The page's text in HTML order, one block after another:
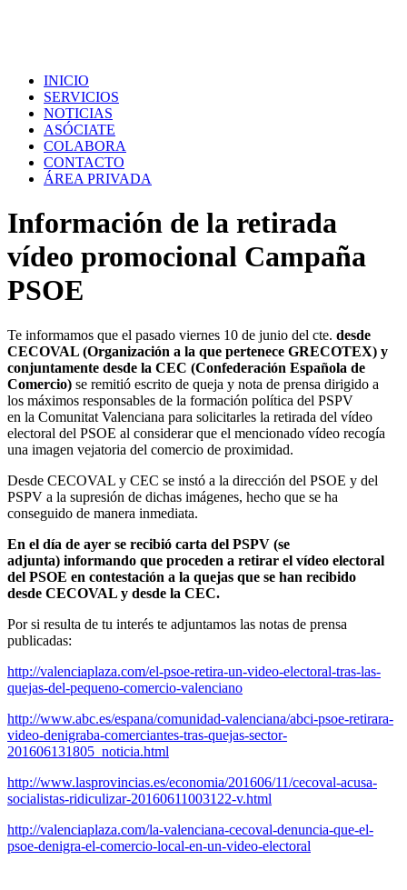
INICIO
SERVICIOS
NOTICIAS
ASÓCIATE
COLABORA
CONTACTO
ÁREA PRIVADA
Información de la retirada
vídeo promocional Campaña
PSOE
Te informamos que el pasado viernes 10 de junio del cte. desde
CECOVAL (Organización a la que pertenece GRECOTEX) y
conjuntamente desde la CEC (Confederación Española de
Comercio) se remitió escrito de queja y nota de prensa dirigido a
los máximos responsables de la formación política del PSPV
en la Comunitat Valenciana para solicitarles la retirada del vídeo
electoral del PSOE al considerar que el mencionado vídeo recogía
una imagen vejatoria del comercio de proximidad.
Desde CECOVAL y CEC se instó a la dirección del PSOE y del
PSPV a la supresión de dichas imágenes, hecho que se ha
conseguido de manera inmediata.
En el día de ayer se recibió carta del PSPV (se
adjunta) informando que proceden a retirar el vídeo electoral
del PSOE en contestación a la quejas que se han recibido
desde CECOVAL y desde la CEC.
Por si resulta de tu interés te adjuntamos las notas de prensa
publicadas:
http://valenciaplaza.com/el-psoe-retira-un-video-electoral-tras-las-
quejas-del-pequeno-comercio-valenciano
http://www.abc.es/espana/comunidad-valenciana/abci-psoe-retirara-
video-denigraba-comerciantes-tras-quejas-sector-
201606131805_noticia.html
http://www.lasprovincias.es/economia/201606/11/cecoval-acusa-
socialistas-ridiculizar-20160611003122-v.html
http://valenciaplaza.com/la-valenciana-cecoval-denuncia-que-el-
psoe-denigra-el-comercio-local-en-un-video-electoral